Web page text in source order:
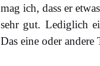
mag ich, dass er
sehr gut. Lediglich
Das eine oder